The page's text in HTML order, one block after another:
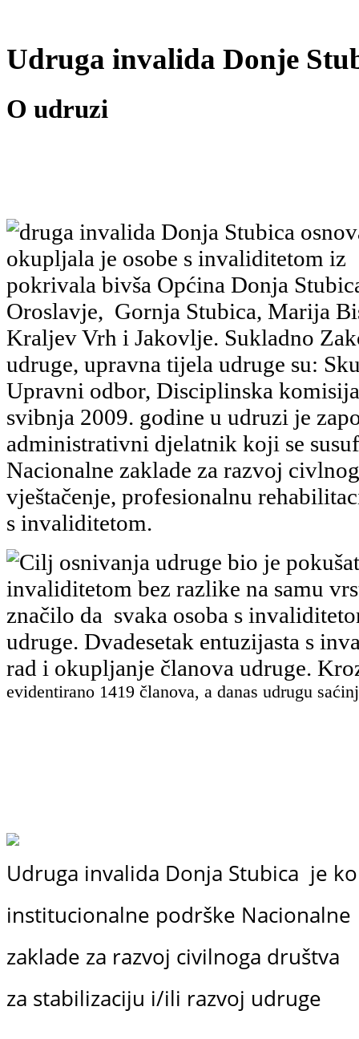
Udruga invalida Donje
O udruzi
druga invalida Donja Stubica
okupljala je osobe s invaliditetom
pokrivala bivša Općina Donja
Oroslavje, Gornja Stubica, Marija
Kraljev Vrh i Jakovlje. Sukladno
udruge, upravna tijela udruge su:
Upravni odbor, Disciplinska
svibnja 2009. godine u udruzi je
administrativni djelatnik koji se
Nacionalne zaklade za razvoj
vještačenje, profesionalnu
s invaliditetom.
Cilj osnivanja udruge bio je
invaliditetom bez razlike na samu
značilo da svaka osoba s
udruge. Dvadesetak entuzijasta s
rad i okupljanje članova udruge.
evidentirano 1419 članova, a danas udrugu
Udruga invalida Donja Stubica je
institucionalne podrške Nacionalne
zaklade za razvoj civilnoga društva
za stabilizaciju i/ili razvoj udruge